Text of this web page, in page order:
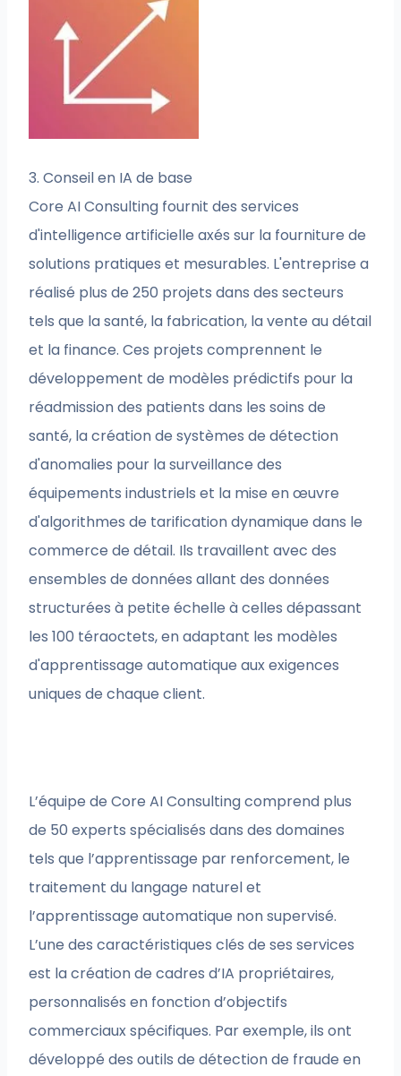
3. Conseil en IA de base
Core AI Consulting fournit des services
d'intelligence artificielle axés sur la fourniture de
solutions pratiques et mesurables. L'entreprise a
réalisé plus de 250 projets dans des secteurs
tels que la santé, la fabrication, la vente au détail
et la finance. Ces projets comprennent le
développement de modèles prédictifs pour la
réadmission des patients dans les soins de
santé, la création de systèmes de détection
d'anomalies pour la surveillance des
équipements industriels et la mise en œuvre
d'algorithmes de tarification dynamique dans le
commerce de détail. Ils travaillent avec des
ensembles de données allant des données
structurées à petite échelle à celles dépassant
les 100 téraoctets, en adaptant les modèles
d'apprentissage automatique aux exigences
uniques de chaque client.
L’équipe de Core AI Consulting comprend plus
de 50 experts spécialisés dans des domaines
tels que l’apprentissage par renforcement, le
traitement du langage naturel et
l’apprentissage automatique non supervisé.
L’une des caractéristiques clés de ses services
est la création de cadres d’IA propriétaires,
personnalisés en fonction d’objectifs
commerciaux spécifiques. Par exemple, ils ont
développé des outils de détection de fraude en